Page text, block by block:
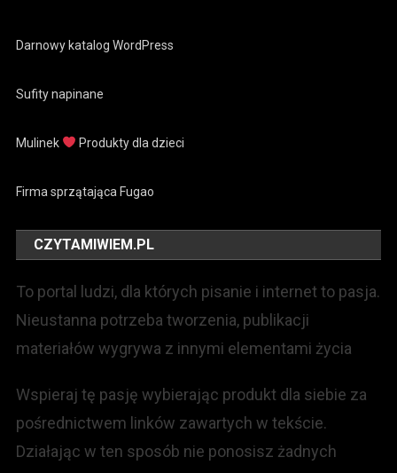
Darnowy katalog WordPress
Sufity napinane
Mulinek Produkty dla dzieci
Firma sprzątająca Fugao
CZYTAMIWIEM.PL
To portal ludzi, dla których pisanie i internet to pasja.
Nieustanna potrzeba tworzenia, publikacji
materiałów wygrywa z innymi elementami życia
Wspieraj tę pasję wybierając produkt dla siebie za
pośrednictwem linków zawartych w tekście.
Działając w ten sposób nie ponosisz żadnych